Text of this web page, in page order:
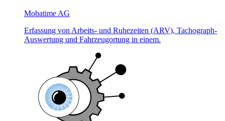
Mobatime AG
Erfassung von Arbeits- und Ruhezeiten (ARV), Tachograph-
Auswertung und Fahrzeugortung in einem.